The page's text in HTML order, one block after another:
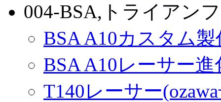
004-BSA,トライアンフ
BSA A10カスタム製
BSA A10レーサー進
T140レーサー